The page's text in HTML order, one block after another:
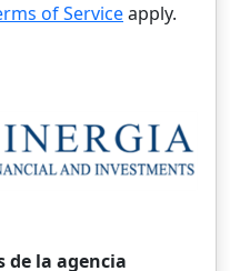
of Serviceapply.
de la agencia